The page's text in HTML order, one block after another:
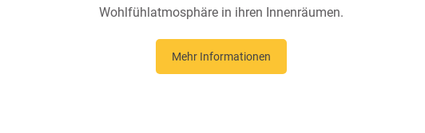
Wohlfühlatmosphäre in ihren Innenräumen.
Mehr Informationen